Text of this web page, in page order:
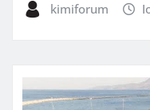
kimiforum